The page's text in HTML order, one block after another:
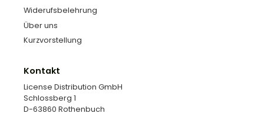
Widerufsbelehrung
Über uns
Kurzvorstellung
Kontakt
License Distribution GmbH
Schlossberg 1
D-63860 Rothenbuch